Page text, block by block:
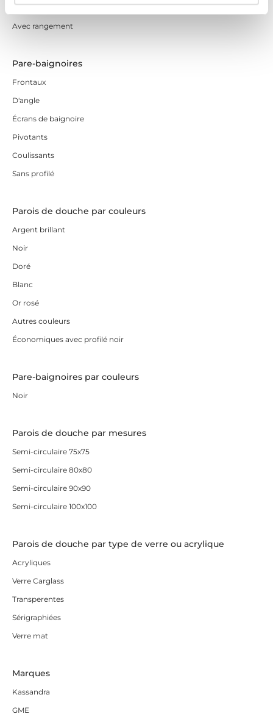
conseillerons sur le pare-baignoire frontal coulissant le
meilleur prix
Coulissantes sans profilés
Avec rangement
Pare-baignoires
Frontaux
D'angle
Écrans de baignoire
Pivotants
Coulissants
Sans profilé
Parois de douche par couleurs
Argent brillant
Noir
Doré
Blanc
Or rosé
Autres couleurs
Économiques avec profilé noir
Pare-baignoires par couleurs
Noir
Parois de douche par mesures
Semi-circulaire 75x75
Semi-circulaire 80x80
Semi-circulaire 90x90
Semi-circulaire 100x100
Parois de douche par type de verre ou acrylique
Acryliques
Verre Carglass
Transperentes
Sérigraphiées
Verre mat
Marques
Kassandra
GME